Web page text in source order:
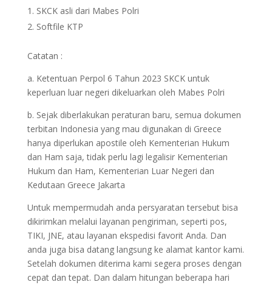
SKCK asli dari Mabes Polri
Softfile KTP
Catatan :
a. Ketentuan Perpol 6 Tahun 2023 SKCK untuk
keperluan luar negeri dikeluarkan oleh Mabes Polri
b. Sejak diberlakukan peraturan baru, semua dokumen
terbitan Indonesia yang mau digunakan di Greece
hanya diperlukan apostile oleh Kementerian Hukum
dan Ham saja, tidak perlu lagi legalisir Kementerian
Hukum dan Ham, Kementerian Luar Negeri dan
Kedutaan Greece Jakarta
Untuk mempermudah anda persyaratan tersebut bisa
dikirimkan melalui layanan pengiriman, seperti pos,
TIKI, JNE, atau layanan ekspedisi favorit Anda. Dan
anda juga bisa datang langsung ke alamat kantor kami.
Setelah dokumen diterima kami segera proses dengan
cepat dan tepat. Dan dalam hitungan beberapa hari